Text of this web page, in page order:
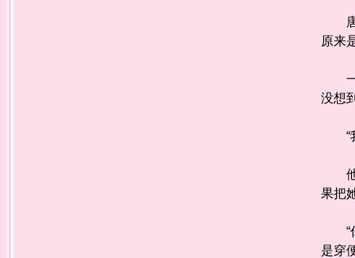
唐
原来
一
没想
“我
他
果把
“你
是穿